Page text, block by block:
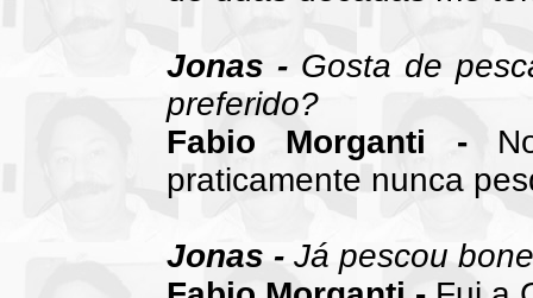
Jonas -Gosta de
preferido?
Fabio Morganti -No
praticamente nunca
Jonas - Já pescou